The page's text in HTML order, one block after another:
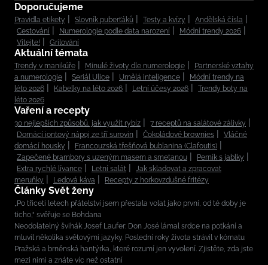
Doporučujeme
Pravidla etikety Slovník puberťáků Testy a kvízy
Andělská čísla
Cestování
Numerologie podle data narození
Módní trendy 2026
Vítejte!
Grilování
Aktuální témata
Trendy v manikúře Minulé životy dle numerologie
Partnerské vztahy
a numerologie
Seriál Ulice Umělá inteligence
Módní trendy na
léto 2026
Kabelky na léto 2026 Letní účesy 2026
Trendy boty na
léto 2026
Vaření a recepty
30 nejlepších způsobů, jak využít rybíz
7 receptů na salátové zálivky
Domácí iontový nápoj ze tří surovin
Čokoládové brownies
Vláčné
domácí housky
Francouzská třešňová bublanina (Clafoutis)
Zapečené brambory s uzeným masem a smetanou
Perník s jablky
Extra rychlé lívance
Letní salát
Jak skladovat a zpracovat
meruňky
Ledová káva Recepty z horkovzdušné fritézy
Články Svět ženy
„Po třiceti letech přátelství jsem přestala volat jako první, od té doby je
ticho,“ svěřuje se Bohdana
Neodolatelný švihák Josef Laufer: Don José lámal srdce na potkání a
mluvil několika světovými jazyky. Poslední roky života strávil v kómatu
Pražská a brněnská hantýrka, které rozumí jen vyvolení. Zjistěte, zda jste
mezi nimi a znáte víc než ostatní